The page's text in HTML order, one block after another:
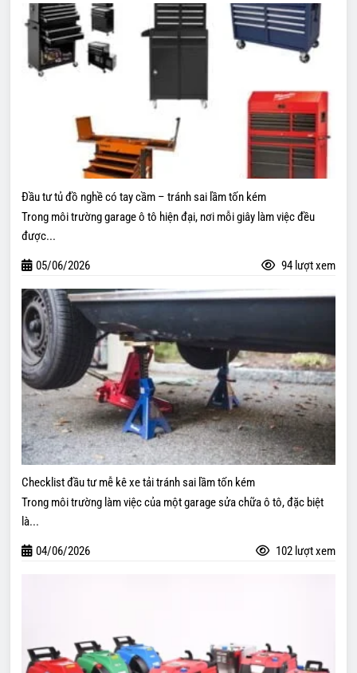
Đầu tư tủ đồ nghề có tay cầm – tránh sai lầm tốn kém
Trong môi trường garage ô tô hiện đại, nơi mỗi giây làm việc đều
được...
05/06/2026 94 lượt xem
Checklist đầu tư mễ kê xe tải tránh sai lầm tốn kém
Trong môi trường làm việc của một garage sửa chữa ô tô, đặc biệt
là...
04/06/2026 102 lượt xem